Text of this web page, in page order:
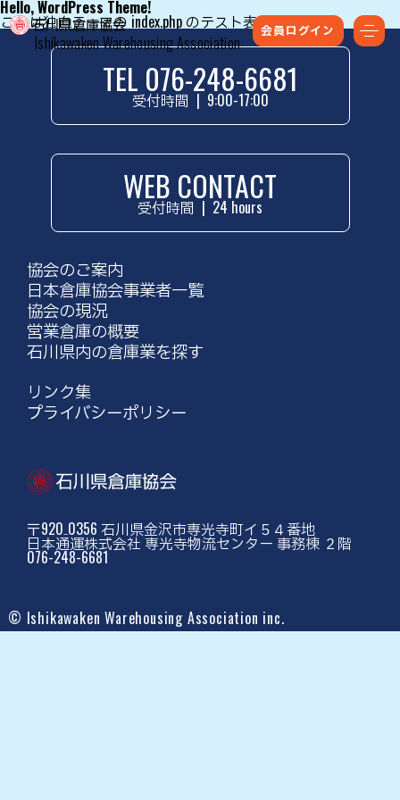
Ishikawaken Warehousing Association
会員ログイン
Hello, WordPress Theme!
これは独自テーマの index.php のテスト表示です。
TEL 076-248-6681
受付時間 | 9:00-17:00
WEB CONTACT
受付時間 | 24 hours
協会のご案内
日本倉庫協会事業者一覧
協会の現況
営業倉庫の概要
石川県内の倉庫業を探す
リンク集
プライバシーポリシー
〒920₋0356 石川県金沢市専光寺町イ５４番地
日本通運株式会社 専光寺物流センター 事務棟 ２階
076-248-6681
© Ishikawaken Warehousing Association inc.